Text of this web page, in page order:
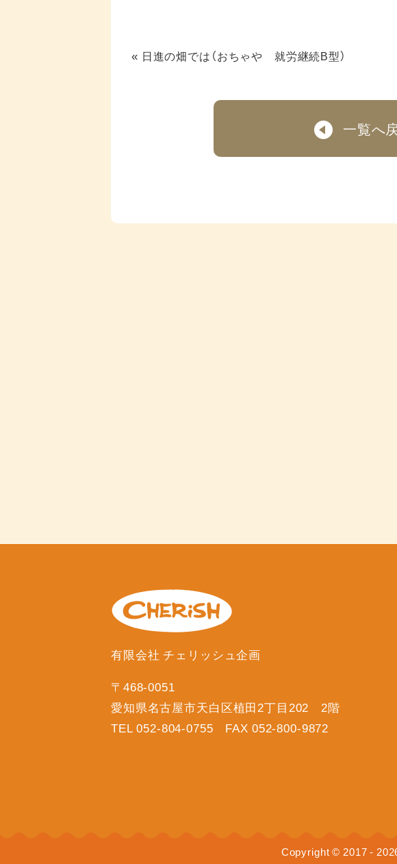
« 日進の畑では（おちゃや 就労継続B型）
一覧へ
有限会社 チェリッシュ企画
〒468-0051
愛知県名古屋市天白区植田2丁目202 2階
TEL 052-804-0755 FAX 052-800-9872
Copyright © 2017 -